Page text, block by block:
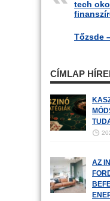
tech
Tőzsde
CÍMLAP
AZ